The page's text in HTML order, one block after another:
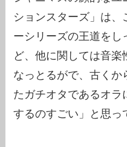
ションスターズ」は、
ーシリーズの王道をし
ど、他に関しては音
なっとるがで、古くか
たガチオタであるオ
するのすごい」と思っ